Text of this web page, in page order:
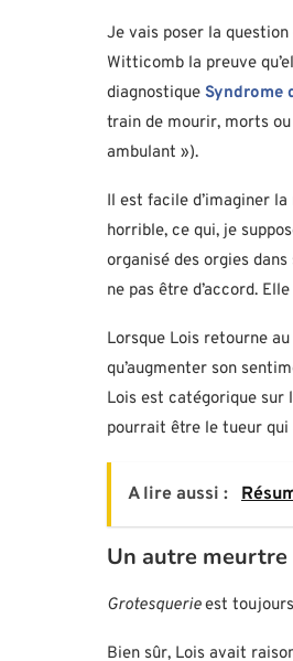
Je vais poser la
Witticomb la preuve
diagnostique Syndrome
train de mourir, morts ou
ambulant »).
Il est facile d’imaginer
horrible, ce qui, je
organisé des orgies
ne pas être d’accord.
Lorsque Lois retourne
qu’augmenter son
Lois est catégorique sur
pourrait être le tueur
A lire aussi :
Un autre meurtre
Grotesquerieest
Bien sûr, Lois avait